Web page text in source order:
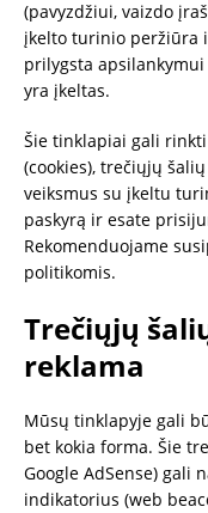
(pavyzdžiui, vaizdo
įkelto turinio peržiūra
prilygsta
yra įkeltas.
Šie tinklapiai gali
(cookies), trečiųjų
veiksmus su įkeltu
paskyrą ir esate
Rekomenduojame
politikomis.
Trečiųjų
reklama
Mūsų tinklapyje gali
bet kokia forma. Šie
Google AdSense)
indikatorius (web